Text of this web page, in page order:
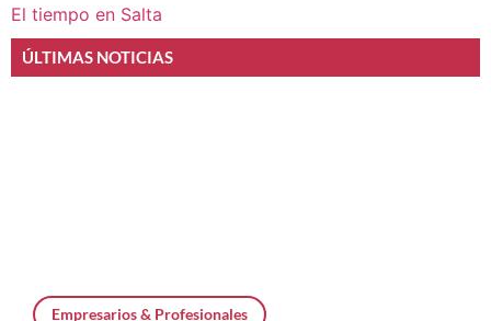
El tiempo en Salta
ÚLTIMAS NOTICIAS
Empresarios & Profesionales